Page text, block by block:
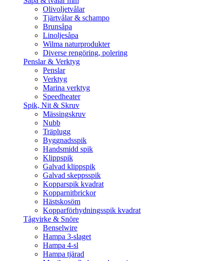
Olivoljetvålar
Tjärtvålar & schampo
Brunsåpa
Linoljesåpa
Wilma naturprodukter
Diverse rengöring, polering
Penslar & Verktyg
Penslar
Verktyg
Marina verktyg
Speedheater
Spik, Nit & Skruv
Mässingskruv
Nubb
Träplugg
Byggnadsspik
Handsmidd spik
Klippspik
Galvad klippspik
Galvad skeppsspik
Kopparspik kvadrat
Kopparnitbrickor
Hästskosöm
Kopparförhydningsspik kvadrat
Tågvirke & Snöre
Benselwire
Hampa 3-slaget
Hampa 4-sl
Hampa tjärad